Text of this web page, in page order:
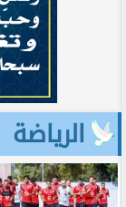
الرياضة